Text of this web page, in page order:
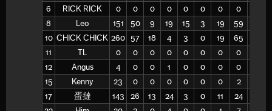
6
RICK RICK 0 0 0 0 0 0 0 0
8
Leo 151 50 9 19 15 3 19 59
10 CHICK CHICK 260 57 18 4 3 0 19 65
11
TL 0 0 0 0 0 0 0 0
12
Angus 4 0 0 1 0 0 0 0
15
Kenny 23 0 0 0 0 0 0 2
17
蛋撻 143 26 13 24 3 0 11 24